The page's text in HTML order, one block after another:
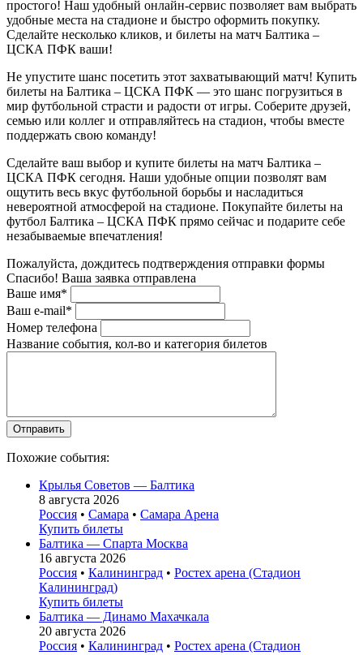
простого! Наш удобный онлайн-сервис позволяет вам выбрать
удобные места на стадионе и быстро оформить покупку.
Сделайте несколько кликов, и билеты на матч Балтика –
ЦСКА ПФК ваши!
Не упустите шанс посетить этот захватывающий матч! Купить
билеты на Балтика – ЦСКА ПФК — это шанс погрузиться в
мир футбольной страсти и радости от игры. Соберите друзей,
семью или коллег и отправляйтесь на стадион, чтобы вместе
поддержать свою команду!
Сделайте ваш выбор и купите билеты на матч Балтика –
ЦСКА ПФК сегодня. Наши удобные опции позволят вам
ощутить весь вкус футбольной борьбы и насладиться
невероятной атмосферой на стадионе. Покупайте билеты на
футбол Балтика – ЦСКА ПФК прямо сейчас и подарите себе
незабываемые впечатления!
Пожалуйста, дождитесь подтверждения отправки формы
Спасибо! Ваша заявка отправлена
Ваше имя*
Ваш e-mail*
Номер телефона
Название события, кол-во и категория билетов
Похожие события:
Крылья Советов — Балтика
8 августа 2026
Россия • Самара • Самара Арена
Купить билеты
Балтика — Спарта Москва
16 августа 2026
Россия • Калининград • Ростех арена (Стадион
Калининград)
Купить билеты
Балтика — Динамо Махачкала
20 августа 2026
Россия • Калининград • Ростех арена (Стадион